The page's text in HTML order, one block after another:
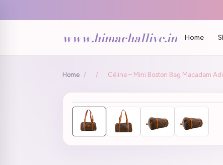
www.himachallive.in Home
Home / / Céline – Mini Boston Bag Macadam